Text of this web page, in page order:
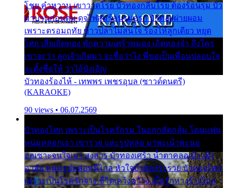
โชย คำหวาน เขาวาดโรย บัวทองกลีบโรย ต้องร้อนรุม บัว
มาบานก่อนตูม ดุจไฟสุมร้อนรุมอุรา บัวทองผ่ายผอม
เพราะตรอมฤทัย ข้าวปลาไม่สนใจ ร้องไห้ลูกเดียว หยุด
โศก เสียเถิดทอง พักความเศร้าหมอง เถิดทองจ๋า ถึงใคร
เขาจะว่า ลูกเจ้าเกิดมา จะชื่อว่าไง พี่ขอเป็นเพื่อนปลอบใจ
จะตั้งชื่อให้ ว่าไอ้บังเอิญ
บัวทองร้องไห้ - เทพพร เพชรอุบล (ซาวด์ดนตรี)
(KARAOKE)
90 views • 06.07.2569
บัวทองโศก เพราะเป็นโรครักรุม ในอกกลัดกลุ้ม โดนแฟน
หนุ่มหลอกเอา เขารวย และรูปหล่อ มาพะเน้าพะนอ
ออเซาะจนใจเบา สงสาร บัวทองเศร้า น้ำตาคลอเบ้า เฝ้า
อาลัย หนุ่มรูปหล่อหนีไกล หัวใจบัวทองระรวย บัวทองโศก
เพราะเป็นโรครักจาง ชีวิตเคว้งคว้าง เมื่อรักห่างร้างไกล